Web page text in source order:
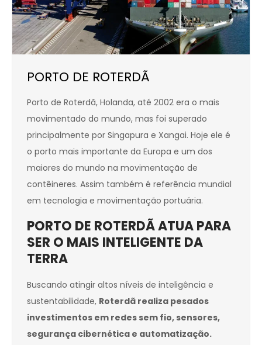
PORTO DE ROTERDÃ
Porto de Roterdã, Holanda, até 2002 era o mais
movimentado do mundo, mas foi superado
principalmente por Singapura e Xangai. Hoje ele é
o porto mais importante da Europa e um dos
maiores do mundo na movimentação de
contêineres. Assim também é referência mundial
em tecnologia e movimentação portuária.
PORTO DE ROTERDÃ ATUA PARA
SER O MAIS INTELIGENTE DA
TERRA
Buscando atingir altos níveis de inteligência e
sustentabilidade, Roterdã realiza pesados
investimentos em redes sem fio, sensores,
segurança cibernética e automatização.